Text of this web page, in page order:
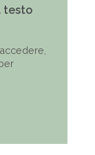
testo
accedere,